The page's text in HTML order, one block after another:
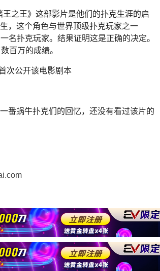
之王》这部影片是他们的扑克生涯的启
，这个角色与世界顶级扑克玩家之一
扑克玩家。结果证明这是正确的决定。
百万的成绩。
番蜗牛扑克们的回忆，还没有看过该片的